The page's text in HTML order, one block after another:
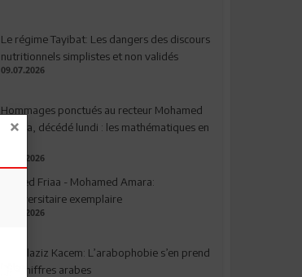
Le régime Tayibat: Les dangers des discours
nutritionnels simplistes et non validés
09.07.2026
Hommages ponctués au recteur Mohamed
Amara, décédé lundi : les mathématiques en
03.08.2026
Ahmed Friaa - Mohamed Amara:
l’Universitaire exemplaire
04.08.2026
Abdelaziz Kacem: L’arabophobie s’en prend
aux chiffres arabes